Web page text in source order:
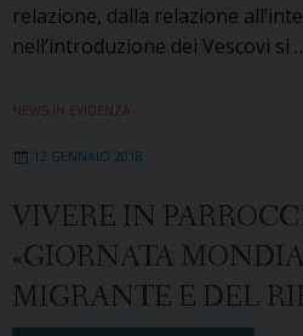
relazione, dalla relazione
nell’introduzione dei Vescovi si
NEWS IN EVIDENZA
12 GENNAIO 2018
VIVERE IN
«GIORNATA
MIGRANTE E DEL